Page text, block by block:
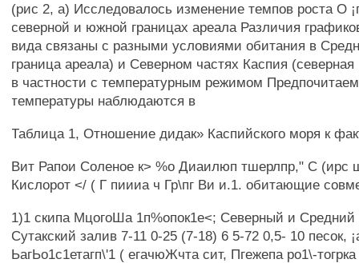
(рис 2, а) Исследовалось изменение темпов роста О
северной и южной границах ареала Различия
вида связаны с разными условиями обитания в
граница ареала) и Северном частях Каспия (северная
в частности с температурным режимом
температуры наблюдаются в
Таблица 1, Отношение дидак» Каспийского моря к
Вит Рапои Соленое к> %о Диаилюп тшерлпр," С
Кислорот </ ( Г пиииа ч Гр\пг Ви и.1. обитающие
1)1 скипа МцогоШа 1п%опок1е<; Северный и
Сутакский залив 7-11 0-25 (7-18) 6 5-72 0,5- 10 песок,
ЬагЬо1с1етагп\'1 ( егачюЖчта сит, Пгежепа ро1\-тогрка